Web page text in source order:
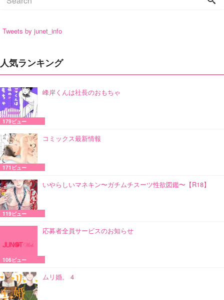
Tweets by junet_info
人気ランキング
峰岸くんは社長のおもちゃ
179ビュー
コミックス最新情報
171ビュー
いやらしいマネキン〜ガチムチスーツ性欲図鑑〜【R18】
119ビュー
応募者全員サービスのお知らせ
106ビュー
ムリ婚。 4